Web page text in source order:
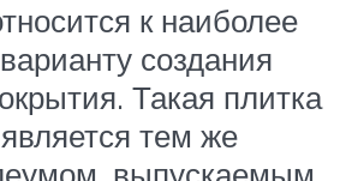
к наиболее
создания
Такая плитка
тем же